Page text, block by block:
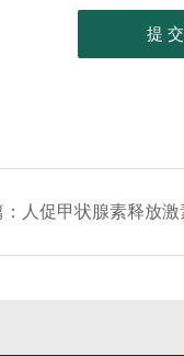
人促甲状腺素释放激素